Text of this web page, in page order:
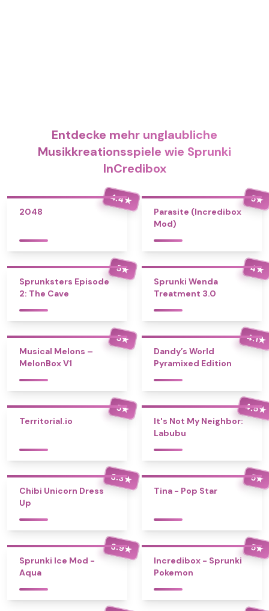
Entdecke mehr unglaubliche
Musikkreationsspiele wie Sprunki
InCredibox
4.4★
2048
5★
Parasite (Incredibox
Mod)
5★
Sprunksters Episode
2: The Cave
4★
Sprunki Wenda
Treatment 3.0
5★
Musical Melons –
MelonBox V1
4.1★
Dandy’s World
Pyramixed Edition
5★
Territorial.io
4.5★
It's Not My Neighbor:
Labubu
3.3★
Chibi Unicorn Dress
Up
5★
Tina - Pop Star
3.9★
Sprunki Ice Mod -
Aqua
5★
Incredibox - Sprunki
Pokemon